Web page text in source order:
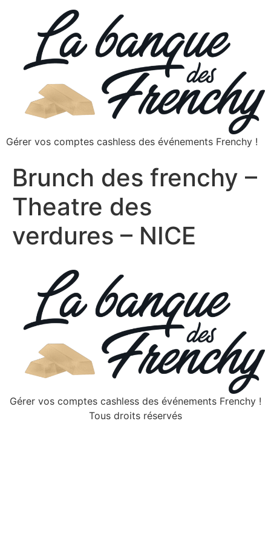
Gérer vos comptes cashless des événements Frenchy !
Brunch des frenchy –
Theatre des
verdures – NICE
Gérer vos comptes cashless des événements Frenchy !
Tous droits réservés